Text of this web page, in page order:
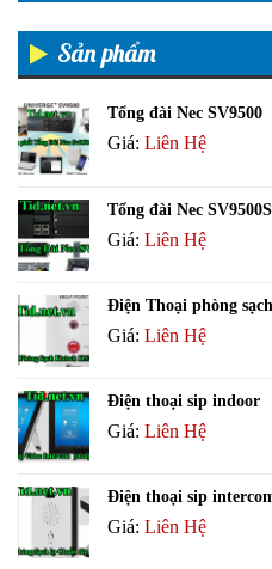
Sản phẩm
Tổng đài Nec SV9500
Giá: Liên Hệ
Tổng đài Nec
Giá: Liên Hệ
Điện Thoại phòng
Giá: Liên Hệ
Điện thoại sip indoor
Giá: Liên Hệ
Điện thoại sip
Giá: Liên Hệ